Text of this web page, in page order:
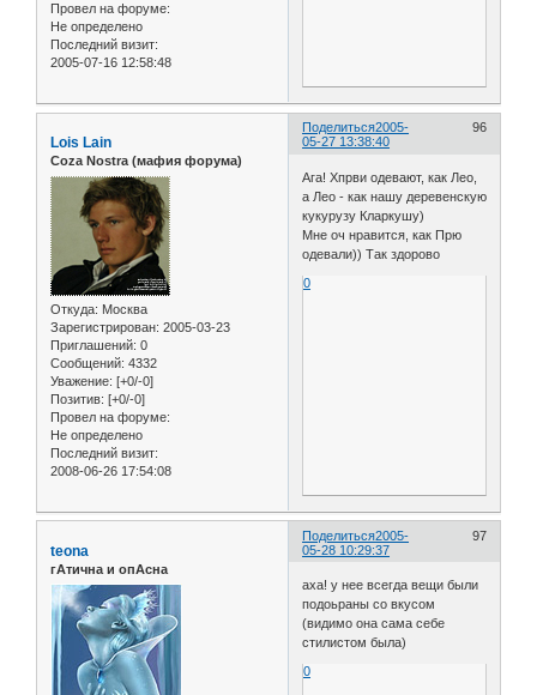
Провел на форуме:
Не определено
Последний визит:
2005-07-16 12:58:48
Поделиться 96
2005-
05-27 13:38:40
Lois Lain
Coza Nostra (мафия форума)
Откуда: Москва
Зарегистрирован: 2005-03-23
Приглашений: 0
Сообщений: 4332
Уважение: [+0/-0]
Позитив: [+0/-0]
Провел на форуме:
Не определено
Последний визит:
2008-06-26 17:54:08
Ага! Хпрви одевают, как Лео,
а Лео - как нашу деревенскую
кукурузу Кларкушу)
Мне оч нравится, как Прю
одевали)) Так здорово
0
Поделиться 97
2005-
05-28 10:29:37
teona
гАтична и опАсна
аха! у нее всегда вещи были
подоьраны со вкусом
(видимо она сама себе
стилистом была)
0